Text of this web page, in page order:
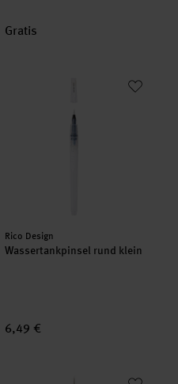
Gratis
Wassertankpinsel rund klein
Hersteller:
Rico Design
Wassertankpinsel rund klein
6,49 €
Pinsel Art School Aquarell